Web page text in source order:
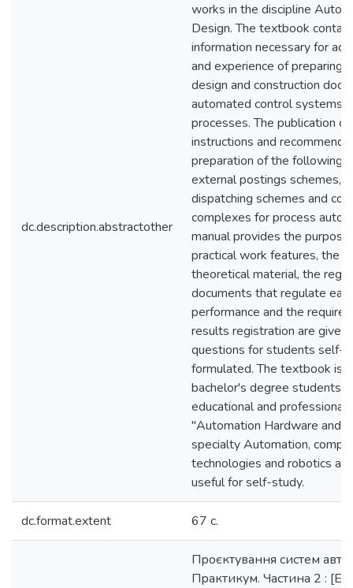
dc.description.abstractother
works in the discipline
Design. The textbook
information necessary for
and experience of preparing
design and construction
automated control systems
processes. The publication
instructions and
preparation of the following
external postings schemes,
dispatching schemes and
complexes for process
manual provides the
practical work features, the
theoretical material, the
documents that regulate
performance and the
results registration are
questions for students self-
formulated. The textbook is
bachelor's degree students
educational and professional
"Automation Hardware and
specialty Automation,
technologies and robotics
useful for self-study.
dc.format.extent 67 с.
Проєктування систем
Практикум. Частина 2 :